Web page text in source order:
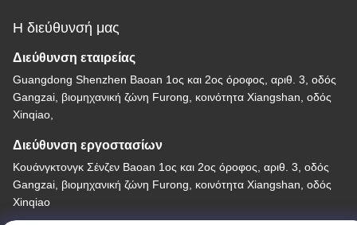
Η διεύθυνσή μας
Διεύθυνση εταιρείας
Guangdong Shenzhen Baoan 1ος και 2ος όροφος, αριθ. 3, οδός
Gangzai, βιομηχανική ζώνη Furong, κοινότητα Xiangshan, οδός
Xinqiao,
Διεύθυνση εργοστασίων
Κουάνγκτονγκ Σένζεν Baoan 1ος και 2ος όροφος, αριθ. 3, οδός
Gangzai, βιομηχανική ζώνη Furong, κοινότητα Xiangshan, οδός
Xinqiao